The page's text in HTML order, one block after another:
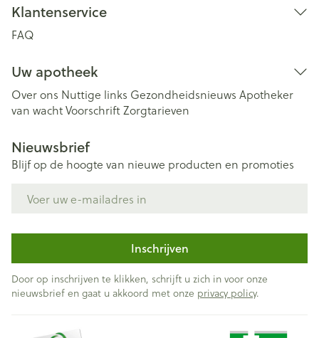
Klantenservice
FAQ
Uw apotheek
Over ons Nuttige links Gezondheidsnieuws Apotheker
van wachtVoorschriftZorgtarieven
Nieuwsbrief
Blijf op de hoogte van nieuwe producten en promoties
Inschrijven
Door op inschrijven te klikken, schrijft u zich in voor onze
nieuwsbrief en gaat u akkoord met onze privacy policy.